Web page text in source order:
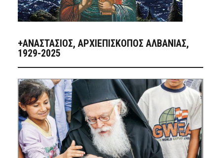
+ΑΝΑΣΤΆΣΙΟΣ, ΑΡΧΙΕΠΊΣΚΟΠΟΣ ΑΛΒΑΝΊΑΣ,
1929-2025